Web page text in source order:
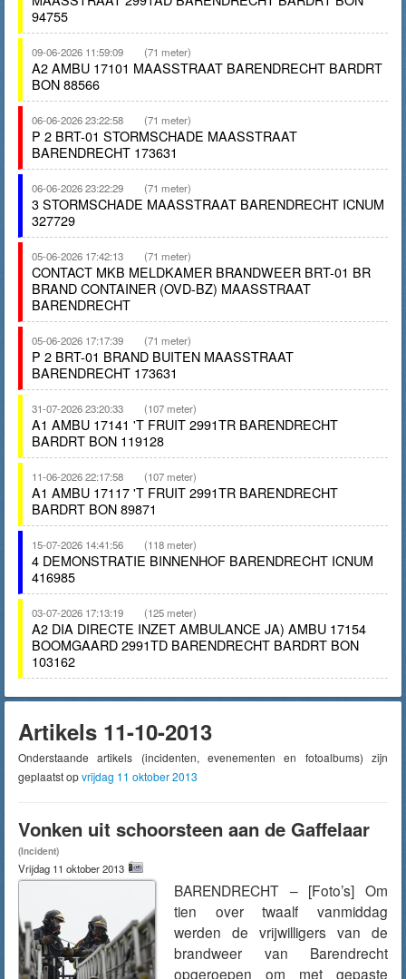
94755
09-06-2026 11:59:09 (71 meter)
A2 AMBU 17101 MAASSTRAAT BARENDRECHT BARDRT
BON 88566
06-06-2026 23:22:58 (71 meter)
P 2 BRT-01 STORMSCHADE MAASSTRAAT
BARENDRECHT 173631
06-06-2026 23:22:29 (71 meter)
3 STORMSCHADE MAASSTRAAT BARENDRECHT ICNUM
327729
05-06-2026 17:42:13 (71 meter)
CONTACT MKB MELDKAMER BRANDWEER BRT-01 BR
BRAND CONTAINER (OVD-BZ) MAASSTRAAT
BARENDRECHT
05-06-2026 17:17:39 (71 meter)
P 2 BRT-01 BRAND BUITEN MAASSTRAAT
BARENDRECHT 173631
31-07-2026 23:20:33 (107 meter)
A1 AMBU 17141 'T FRUIT 2991TR BARENDRECHT
BARDRT BON 119128
11-06-2026 22:17:58 (107 meter)
A1 AMBU 17117 'T FRUIT 2991TR BARENDRECHT
BARDRT BON 89871
15-07-2026 14:41:56 (118 meter)
4 DEMONSTRATIE BINNENHOF BARENDRECHT ICNUM
416985
03-07-2026 17:13:19 (125 meter)
A2 DIA DIRECTE INZET AMBULANCE JA) AMBU 17154
BOOMGAARD 2991TD BARENDRECHT BARDRT BON
103162
Artikels 11-10-2013
Onderstaande artikels (incidenten, evenementen en fotoalbums) zijn
geplaatst opvrijdag 11 oktober 2013
Vonken uit schoorsteen aan de Gaffelaar
(Incident)
Vrijdag 11 oktober 2013
BARENDRECHT – [Foto’s] Om
tien over twaalf vanmiddag
werden de vrijwilligers van de
brandweer van Barendrecht
opgeroepen om met gepaste